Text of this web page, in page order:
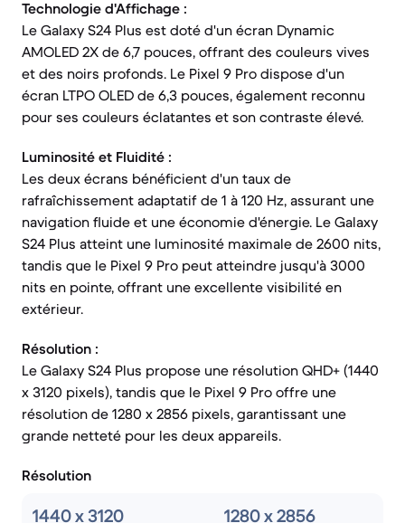
Technologie d'Affichage :
Le Galaxy S24 Plus est doté d'un écran Dynamic
AMOLED 2X de 6,7 pouces, offrant des couleurs vives
et des noirs profonds. Le Pixel 9 Pro dispose d'un
écran LTPO OLED de 6,3 pouces, également reconnu
pour ses couleurs éclatantes et son contraste élevé.
Luminosité et Fluidité :
Les deux écrans bénéficient d'un taux de
rafraîchissement adaptatif de 1 à 120 Hz, assurant une
navigation fluide et une économie d'énergie. Le Galaxy
S24 Plus atteint une luminosité maximale de 2600 nits,
tandis que le Pixel 9 Pro peut atteindre jusqu'à 3000
nits en pointe, offrant une excellente visibilité en
extérieur.
Résolution :
Le Galaxy S24 Plus propose une résolution QHD+ (1440
x 3120 pixels), tandis que le Pixel 9 Pro offre une
résolution de 1280 x 2856 pixels, garantissant une
grande netteté pour les deux appareils.
Résolution
1440 x 3120 1280 x 2856